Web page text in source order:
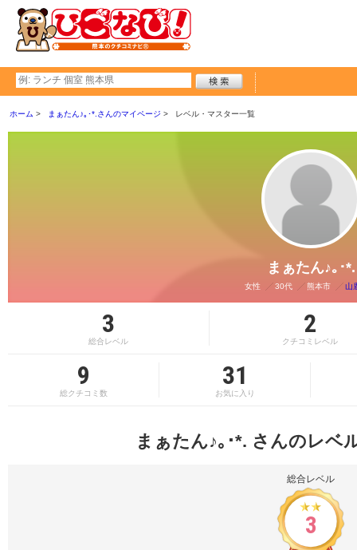
ホーム まぁたん♪｡･*.さんのマイページ レベル・マスター一覧
まぁたん♪｡･*.
女性 30代 熊本市 山
3
総合レベル
2
クチコミレベル
9
総クチコミ数
31
お気に入り
まぁたん♪｡･*. さんのレベ
総合レベル
3